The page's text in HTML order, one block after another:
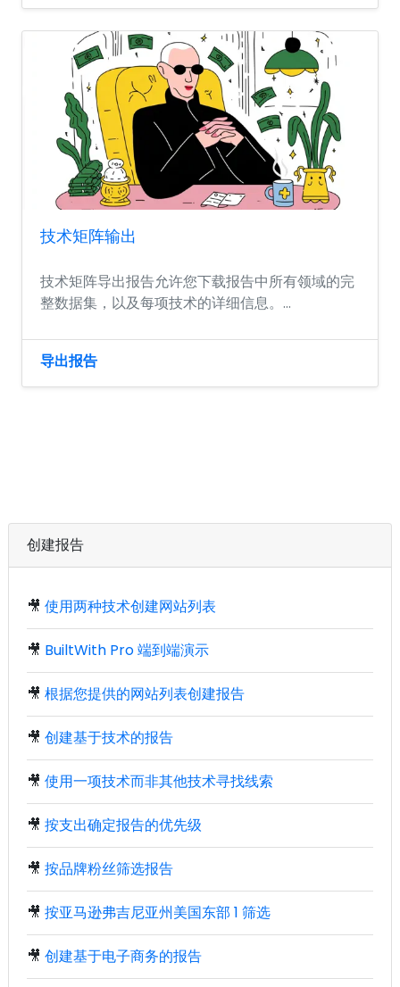
技术矩阵输出
技术矩阵导出报告允许您下载报告中所有领域的完
整数据集，以及每项技术的详细信息。...
导出报告
创建报告
🎥 使用两种技术创建网站列表
🎥 BuiltWith Pro 端到端演示
🎥 根据您提供的网站列表创建报告
🎥 创建基于技术的报告
🎥 使用一项技术而非其他技术寻找线索
🎥 按支出确定报告的优先级
🎥 按品牌粉丝筛选报告
🎥 按亚马逊弗吉尼亚州美国东部 1 筛选
🎥 创建基于电子商务的报告